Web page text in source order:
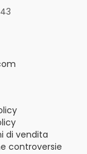
di vendita
controversie